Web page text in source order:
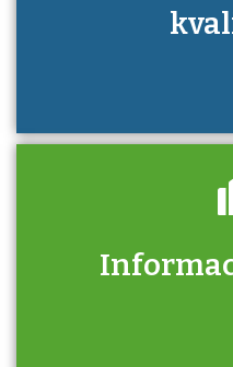
Zjistěte, jak se